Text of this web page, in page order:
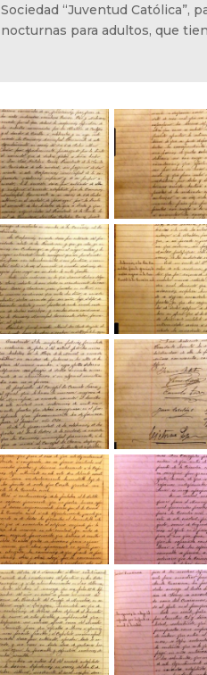
Sociedad “Juventud Católica”,
nocturnas para adultos, que